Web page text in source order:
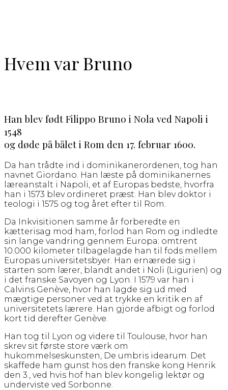
Hvem var Bruno
Han blev født Filippo Bruno i Nola ved Napoli i
1548
og døde på bålet i Rom den 17. februar 1600.
Da han trådte ind i dominikanerordenen, tog han
navnet Giordano. Han læste på dominikanernes
læreanstalt i Napoli, et af Europas bedste, hvorfra
han i 1573 blev ordineret præst. Han blev doktor i
teologi i 1575 og tog året efter til Rom.
Da Inkvisitionen samme år forberedte en
kætterisag mod ham, forlod han Rom og indledte
sin lange vandring gennem Europa: omtrent
10.000 kilometer tilbagelagde han til fods mellem
Europas universitetsbyer. Han ernærede sig i
starten som lærer, blandt andet i Noli (Ligurien) og
i det franske Savoyen og Lyon. I 1579 var han i
Calvins Genève, hvor han lagde sig ud med
mægtige personer ved at trykke en kritik en af
universitetets lærere. Han gjorde afbigt og forlod
kort tid derefter Genève.
Han tog til Lyon og videre til Toulouse, hvor han
skrev sit første store værk om
hukommelseskunsten, De umbris idearum. Det
skaffede ham gunst hos den franske kong Henrik
den 3., ved hvis hof han blev kongelig lektør og
underviste ved Sorbonne.